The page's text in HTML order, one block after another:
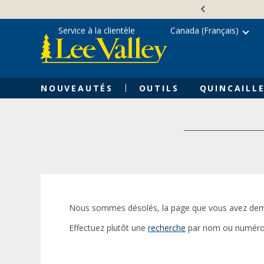
content
NOUVEAUTÉS OUTILS
Service à la clientèle Canada (Français)
Nous sommes désolés, la page que vous avez
Effectuez plutôt une recherche par nom ou